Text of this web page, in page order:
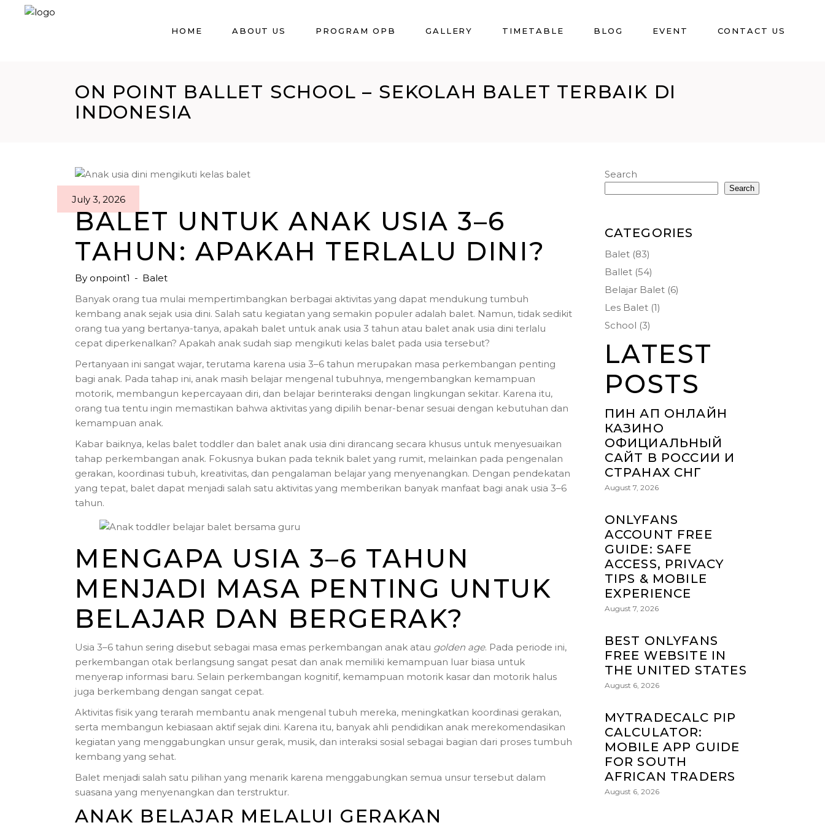
HOME ABOUT US PROGRAM OPB GALLERY TIMETABLE BLOG EVENT CONTACT US
ON POINT BALLET SCHOOL – SEKOLAH BALET TERBAIK DI
INDONESIA
July 3, 2026
BALET UNTUK ANAK USIA 3–6
TAHUN: APAKAH TERLALU DINI?
By onpoint1
Balet
Banyak orang tua mulai mempertimbangkan berbagai aktivitas yang dapat mendukung tumbuh
kembang anak sejak usia dini. Salah satu kegiatan yang semakin populer adalah balet. Namun, tidak sedikit
orang tua yang bertanya-tanya, apakah balet untuk anak usia 3 tahun atau balet anak usia dini terlalu
cepat diperkenalkan? Apakah anak sudah siap mengikuti kelas balet pada usia tersebut?
Pertanyaan ini sangat wajar, terutama karena usia 3–6 tahun merupakan masa perkembangan penting
bagi anak. Pada tahap ini, anak masih belajar mengenal tubuhnya, mengembangkan kemampuan
motorik, membangun kepercayaan diri, dan belajar berinteraksi dengan lingkungan sekitar. Karena itu,
orang tua tentu ingin memastikan bahwa aktivitas yang dipilih benar-benar sesuai dengan kebutuhan dan
kemampuan anak.
Kabar baiknya, kelas balet toddler dan balet anak usia dini dirancang secara khusus untuk menyesuaikan
tahap perkembangan anak. Fokusnya bukan pada teknik balet yang rumit, melainkan pada pengenalan
gerakan, koordinasi tubuh, kreativitas, dan pengalaman belajar yang menyenangkan. Dengan pendekatan
yang tepat, balet dapat menjadi salah satu aktivitas yang memberikan banyak manfaat bagi anak usia 3–6
tahun.
MENGAPA USIA 3–6 TAHUN
MENJADI MASA PENTING UNTUK
BELAJAR DAN BERGERAK?
Usia 3–6 tahun sering disebut sebagai masa emas perkembangan anak atau golden age. Pada periode ini,
perkembangan otak berlangsung sangat pesat dan anak memiliki kemampuan luar biasa untuk
menyerap informasi baru. Selain perkembangan kognitif, kemampuan motorik kasar dan motorik halus
juga berkembang dengan sangat cepat.
Aktivitas fisik yang terarah membantu anak mengenal tubuh mereka, meningkatkan koordinasi gerakan,
serta membangun kebiasaan aktif sejak dini. Karena itu, banyak ahli pendidikan anak merekomendasikan
kegiatan yang menggabungkan unsur gerak, musik, dan interaksi sosial sebagai bagian dari proses tumbuh
kembang yang sehat.
Balet menjadi salah satu pilihan yang menarik karena menggabungkan semua unsur tersebut dalam
suasana yang menyenangkan dan terstruktur.
ANAK BELAJAR MELALUI GERAKAN
Search
Search
CATEGORIES
Balet(83)
Ballet(54)
Belajar Balet(6)
Les Balet(1)
School (3)
LATEST
POSTS
ПИН АП ОНЛАЙН
КАЗИНО
ОФИЦИАЛЬНЫЙ
САЙТ В РОССИИ И
СТРАНАХ СНГ
August 7, 2026
ONLYFANS
ACCOUNT FREE
GUIDE: SAFE
ACCESS, PRIVACY
TIPS & MOBILE
EXPERIENCE
August 7, 2026
BEST ONLYFANS
FREE WEBSITE IN
THE UNITED STATES
August 6, 2026
MYTRADECALC PIP
CALCULATOR:
MOBILE APP GUIDE
FOR SOUTH
AFRICAN TRADERS
August 6, 2026